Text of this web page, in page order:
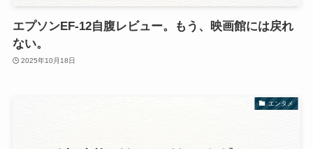
エプソンEF-12自腹レビュー。もう、映画館には戻れ
ない。
2025年10月18日
エンタメ